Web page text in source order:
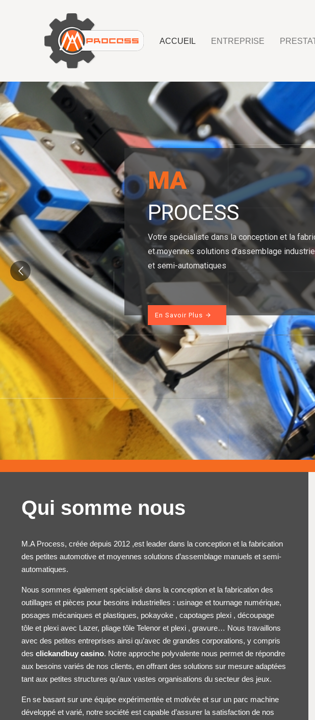
ACCUEIL ENTREPRISE
MA
PROCESS
Votre spécialiste dans la conception et la
et moyennes solutions d’assemblage
et semi-automatiques
En Savoir Plus arrow_forward
Qui somme nous
M.A Process, créée depuis 2012 ,est leader dans la conception et la fabrication
des petitesautomotive et moyennes solutions d’assemblage manuels et semi-
automatiques.
Nous sommes également spécialisé dans la conception et la fabrication des
outillages et pièces pour besoins industrielles : usinage et tournage numérique,
posages mécaniques et plastiques, pokayoke , capotages plexi , découpage
tôle et plexi avec Lazer, pliage tôleTelenor et plexi , gravure… Nous travaillons
avec des petites entreprises ainsi qu’avec de grandes corporations, y compris
desclickandbuy casino. Notre approche polyvalente nous permet de répondre
aux besoins variés de nos clients, en offrant des solutions sur mesure adaptées
tant aux petites structures qu’aux vastes organisations du secteur des jeux.
En se basant sur une équipe expérimentée et motivée et sur un parc machine
développé et varié, notre société est capable d’assurer la satisfaction de nos